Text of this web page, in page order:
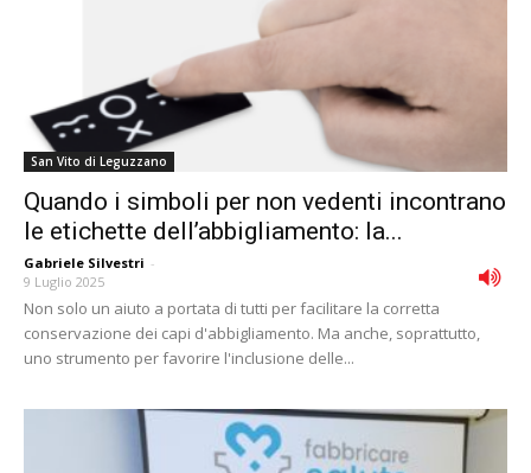
San Vito di Leguzzano
Quando i simboli per non vedenti incontrano
le etichette dell’abbigliamento: la...
Gabriele Silvestri -
9 Luglio 2025
Non solo un aiuto a portata di tutti per facilitare la corretta
conservazione dei capi d'abbigliamento. Ma anche, soprattutto,
uno strumento per favorire l'inclusione delle...